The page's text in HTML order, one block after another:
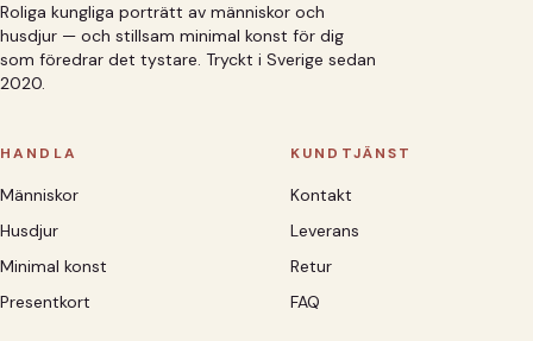
Roliga kungliga porträtt av människor och
husdjur — och stillsam minimal konst för dig
som föredrar det tystare. Tryckt i Sverige sedan
2020.
HANDLA
Människor
Husdjur
Minimal konst
Presentkort
KUNDTJÄNST
Kontakt
Leverans
Retur
FAQ